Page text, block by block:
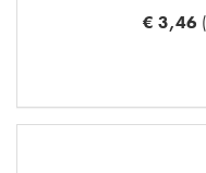
€ 3,46